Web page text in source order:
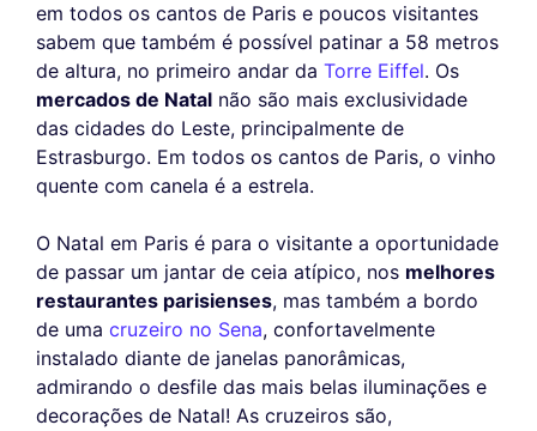
em todos os cantos de Paris e poucos visitantes
sabem que também é possível patinar a 58 metros
de altura, no primeiro andar da Torre Eiffel. Os
mercados de Natal não são mais exclusividade
das cidades do Leste, principalmente de
Estrasburgo. Em todos os cantos de Paris, o vinho
quente com canela é a estrela.
O Natal em Paris é para o visitante a oportunidade
de passar um jantar de ceia atípico, nos melhores
restaurantes parisienses, mas também a bordo
de uma cruzeiro no Sena, confortavelmente
instalado diante de janelas panorâmicas,
admirando o desfile das mais belas iluminações e
decorações de Natal! As cruzeiros são,